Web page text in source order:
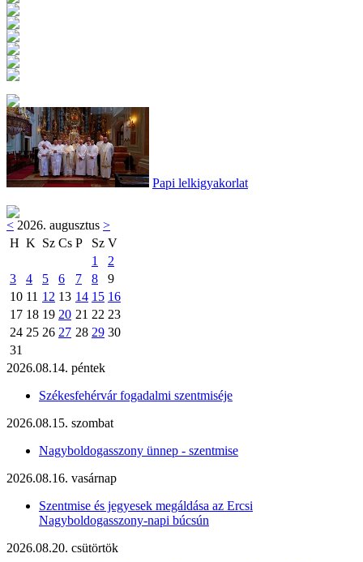
Papi lelkigyakorlat
< 2026. augusztus >
H K Sz Cs P Sz V
1
2
3
4 5 6 7 8
9
10 11 12 13 14 15 16
17 18 19 20 21 22 23
24 25 26 27 28 29 30
31
2026.08.14. péntek
Székesfehérvár fogadalmi szentmiséje
2026.08.15. szombat
Nagyboldogasszony ünnep - szentmise
2026.08.16. vasárnap
Szentmise és jegyesek megáldása az Ercsi
Nagyboldogasszony-napi búcsún
2026.08.20. csütörtök